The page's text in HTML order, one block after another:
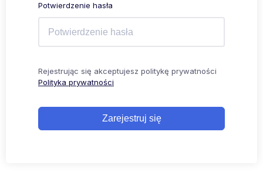
Potwierdzenie hasła
Rejestrując się akceptujesz politykę prywatności
Polityka prywatności
Zarejestruj się